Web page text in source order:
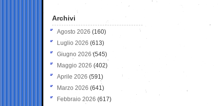
Archivi
Agosto 2026 (160)
Luglio 2026 (613)
Giugno 2026 (545)
Maggio 2026 (402)
Aprile 2026 (591)
Marzo 2026 (641)
Febbraio 2026 (617)